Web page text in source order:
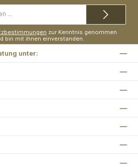
Mail-
zur Kenntnis genommen
bin mit ihnen einverstanden.
unter: